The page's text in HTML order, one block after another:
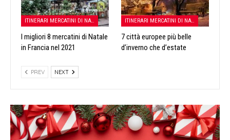
ITINERARI MERCATINI DI NATALE
I migliori 8 mercatini di Natale
in Francia nel 2021
ITINERARI MERCATINI DI NATALE
7 città europee più belle
d’inverno che d’estate
PREV NEXT